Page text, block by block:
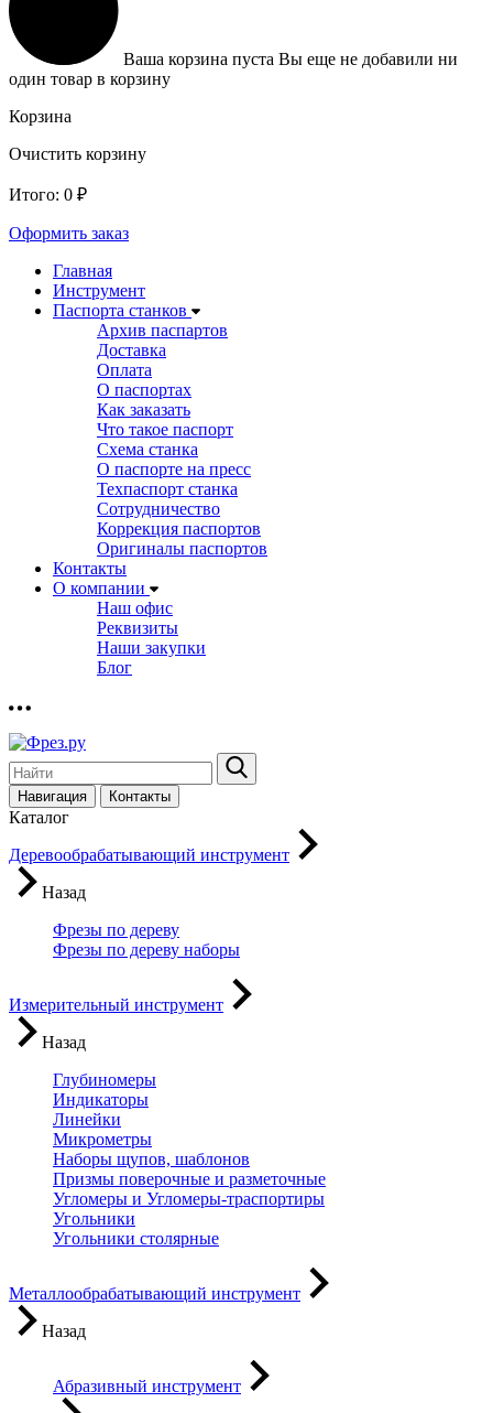
Ваша корзина пуста Вы еще не добавили ни
один товар в корзину
Корзина
Очистить корзину
Итого: 0 ₽
Оформить заказ
Главная
Инструмент
Паспорта станков
Архив паспартов
Доставка
Оплата
О паспортах
Как заказать
Что такое паспорт
Схема станка
О паспорте на пресс
Техпаспорт станка
Сотрудничество
Коррекция паспортов
Оригиналы паспортов
Контакты
О компании
Наш офис
Реквизиты
Наши закупки
Блог
Навигация Контакты
Каталог
Деревообрабатывающий инструмент
Назад
Фрезы по дереву
Фрезы по дереву наборы
Измерительный инструмент
Назад
Глубиномеры
Индикаторы
Линейки
Микрометры
Наборы щупов, шаблонов
Призмы поверочные и разметочные
Угломеры и Угломеры-траспортиры
Угольники
Угольники столярные
Металлообрабатывающий инструмент
Назад
Абразивный инструмент